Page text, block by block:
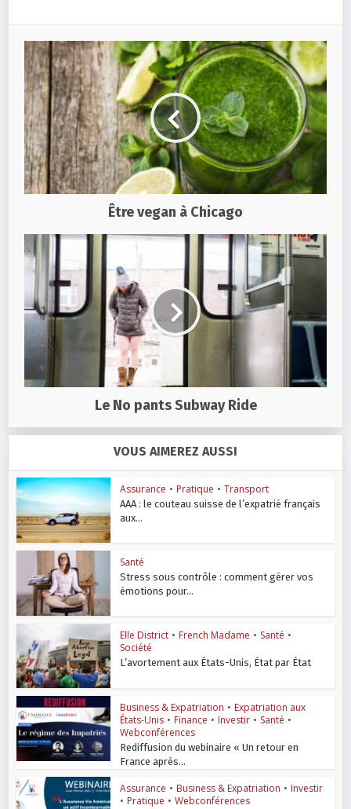
Être vegan à Chicago
Le No pants Subway Ride
VOUS AIMEREZ AUSSI
Assurance • Pratique • Transport
AAA : le couteau suisse de l’expatrié français
aux...
Santé
Stress sous contrôle : comment gérer vos
émotions pour...
Elle District • French Madame • Santé •
Société
L’avortement aux États-Unis, État par État
Business & Expatriation • Expatriation aux
États-Unis • Finance • Investir • Santé •
Webconférences
Rediffusion du webinaire « Un retour en
France après...
Assurance • Business & Expatriation • Investir
• Pratique • Webconférences